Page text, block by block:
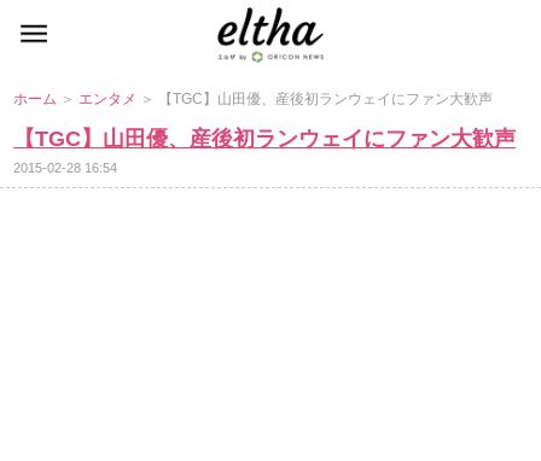
ホーム ＞ エンタメ ＞ 【TGC】山田優、産後初ランウェイにファン大歓声
【TGC】山田優、産後初ランウェイにファン大歓声
2015-02-28 16:54